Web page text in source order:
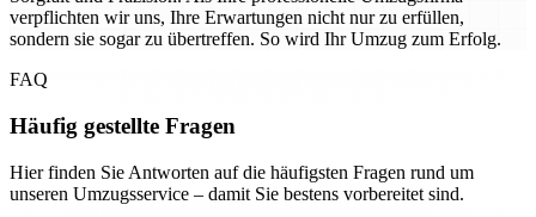
verpflichten wir uns, Ihre Erwartungen nicht nur zu erfüllen,
sondern sie sogar zu übertreffen. So wird Ihr Umzug zum Erfolg.
FAQ
Häufig gestellte Fragen
Hier finden Sie Antworten auf die häufigsten Fragen rund um
unseren Umzugsservice – damit Sie bestens vorbereitet sind.